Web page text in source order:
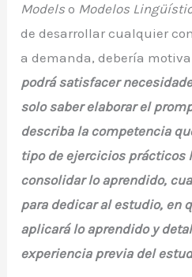
Models o Modelos
de desarrollar cualquier
a demanda, debería
podrá satisfacer
solo saber elaborar el
describa la competencia
tipo de ejercicios prácticos
consolidar lo aprendido,
para dedicar al estudio, en
aplicará lo aprendido y
experiencia previa del